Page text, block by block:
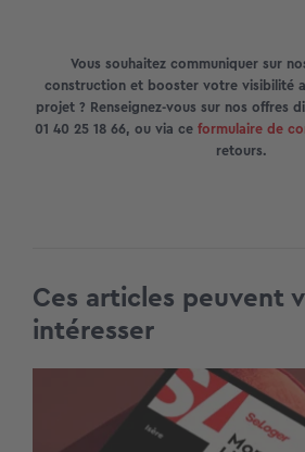
Vous souhaitez communiquer sur
construction et booster votre visibilité
projet ? Renseignez-vous sur nos offres
01 40 25 18 66, ou via ce formulaire de
retours.
Ces articles peuvent
intéresser